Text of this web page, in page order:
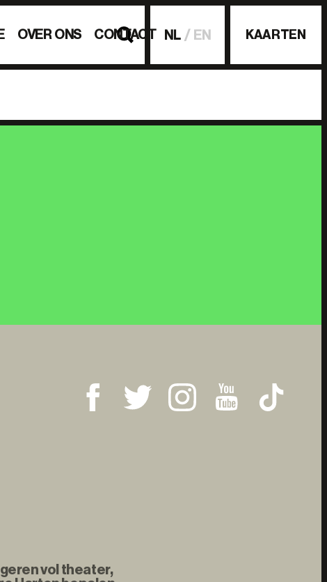
NL EN KAARTEN
OVER ONS CONTACT
vol theater,